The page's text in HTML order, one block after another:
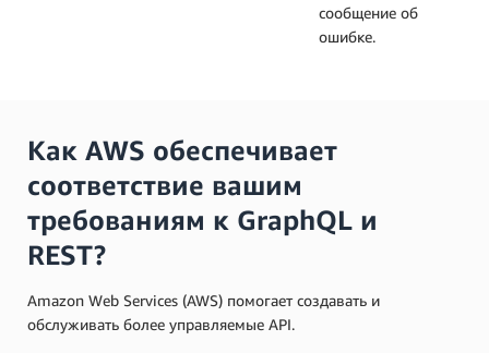
сообщение об
ошибке.
Как AWS обеспечивает
соответствие вашим
требованиям к GraphQL и
REST?
Amazon Web Services (AWS) помогает создавать и
обслуживать более управляемые API.